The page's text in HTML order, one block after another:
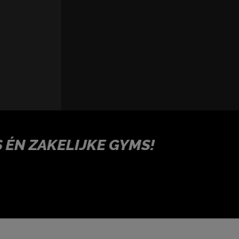
ÉN ZAKELIJKE GYMS!